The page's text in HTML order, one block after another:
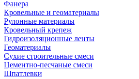
Фанера
Кровельные и геоматериалы
Рулонные материалы
Кровельный крепеж
Гидроизоляционные ленты
Геоматериалы
Сухие строительные смеси
Цементно-песчаные смеси
Шпатлевки